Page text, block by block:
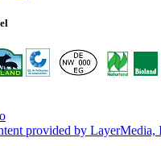
provided by LayerMedia,